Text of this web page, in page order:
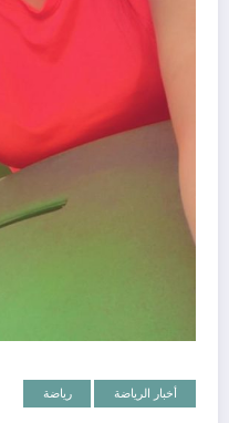
أخبار الرياضة رياضة